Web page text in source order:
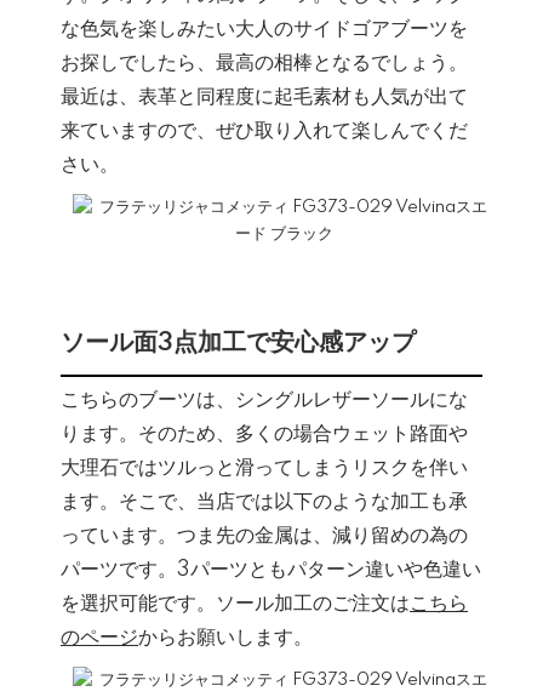
な色気を楽しみたい大人のサイドゴアブーツを
お探しでしたら、最高の相棒となるでしょう。
最近は、表革と同程度に起毛素材も人気が出て
来ていますので、ぜひ取り入れて楽しんでくだ
さい。
ソール面3点加工で安心感アップ
こちらのブーツは、シングルレザーソールにな
ります。そのため、多くの場合ウェット路面や
大理石ではツルっと滑ってしまうリスクを伴い
ます。そこで、当店では以下のような加工も承
っています。つま先の金属は、減り留めの為の
パーツです。3パーツともパターン違いや色違い
を選択可能です。ソール加工のご注文はこちら
のページからお願いします。